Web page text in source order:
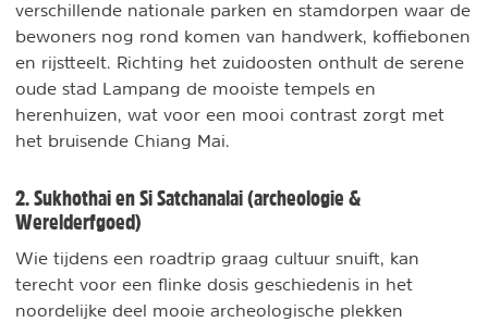
verschillende nationale parken en stamdorpen waar de
bewoners nog rond komen van handwerk, koffiebonen
en rijstteelt. Richting het zuidoosten onthult de serene
oude stad Lampang de mooiste tempels en
herenhuizen, wat voor een mooi contrast zorgt met
het bruisende Chiang Mai.
2. Sukhothai en Si Satchanalai (archeologie &
Werelderfgoed)
Wie tijdens een roadtrip graag cultuur snuift, kan
terecht voor een flinke dosis geschiedenis in het
noordelijke deel mooie archeologische plekken